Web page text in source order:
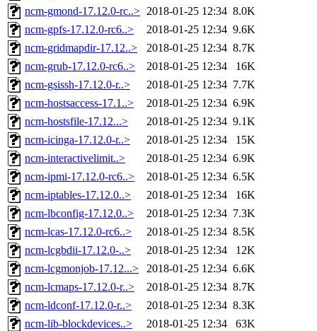
ncm-gmond-17.12.0-rc..> 2018-01-25 12:34 8.0K
ncm-gpfs-17.12.0-rc6..>
2018-01-25 12:34 9.6K
ncm-gridmapdir-17.12..>
2018-01-25 12:34 8.7K
ncm-grub-17.12.0-rc6..>
2018-01-25 12:34
16K
ncm-gsissh-17.12.0-r..>
2018-01-25 12:34 7.7K
ncm-hostsaccess-17.1..>
2018-01-25 12:34 6.9K
ncm-hostsfile-17.12...>
2018-01-25 12:34 9.1K
ncm-icinga-17.12.0-r..>
2018-01-25 12:34
15K
ncm-interactivelimit..>
2018-01-25 12:34 6.9K
ncm-ipmi-17.12.0-rc6..>
2018-01-25 12:34 6.5K
ncm-iptables-17.12.0..>
2018-01-25 12:34
16K
ncm-lbconfig-17.12.0..>
2018-01-25 12:34 7.3K
ncm-lcas-17.12.0-rc6..>
2018-01-25 12:34 8.5K
ncm-lcgbdii-17.12.0-..>
2018-01-25 12:34
12K
ncm-lcgmonjob-17.12...>
2018-01-25 12:34 6.6K
ncm-lcmaps-17.12.0-r..>
2018-01-25 12:34 8.7K
ncm-ldconf-17.12.0-r..>
2018-01-25 12:34 8.3K
ncm-lib-blockdevices..>
2018-01-25 12:34
63K